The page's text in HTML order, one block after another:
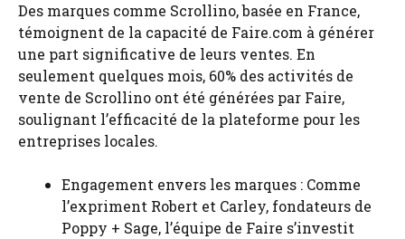
Des marques comme Scrollino, basée en France,
témoignent de la capacité de Faire.com à générer
une part significative de leurs ventes. En
seulement quelques mois, 60% des activités de
vente de Scrollino ont été générées par Faire,
soulignant l’efficacité de la plateforme pour les
entreprises locales.
Engagement envers les marques : Comme
l’expriment Robert et Carley, fondateurs de
Poppy + Sage, l’équipe de Faire s’investit